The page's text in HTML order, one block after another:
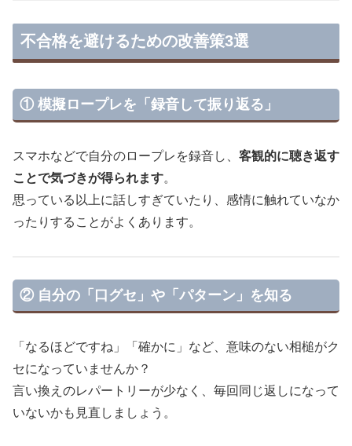
不合格を避けるための改善策3選
① 模擬ロープレを「録音して振り返る」
スマホなどで自分のロープレを録音し、 客観的に聴き返す
ことで気づきが得られます。
思っている以上に話しすぎていたり、感情に触れていなか
ったりすることがよくあります。
② 自分の「口グセ」や「パターン」を知る
「なるほどですね」「確かに」など、意味のない相槌がク
セになっていませんか？
言い換えのレパートリーが少なく、毎回同じ返しになって
いないかも見直しましょう。